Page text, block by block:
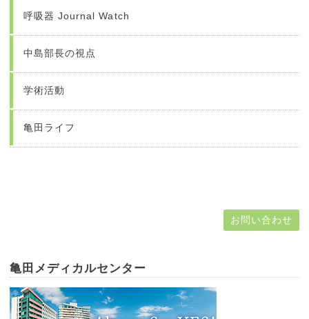
呼吸器 Journal Watch
中島部長の視点
学術活動
亀田ライフ
お問い合わせ
亀田メディカルセンター